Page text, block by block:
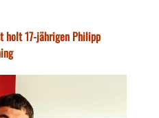
holt 17-jährigen Philipp